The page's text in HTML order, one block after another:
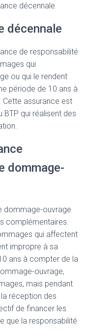
décennale.
décennale
de responsabilité
qui
ou qui le rendent
période de 10 ans à
assurance est
qui réalisent des
dommage-
dommage-ouvrage
complémentaires.
qui affectent
impropre à sa
ans à compter de la
ouvrage,
mais pendant
réception des
de financer les
que la responsabilité